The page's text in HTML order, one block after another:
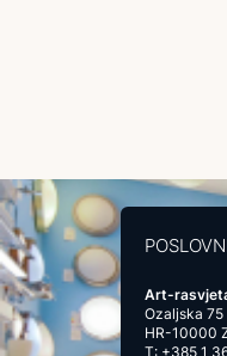
Art-
Ozaljska 75
HR-10000
T: +385 1